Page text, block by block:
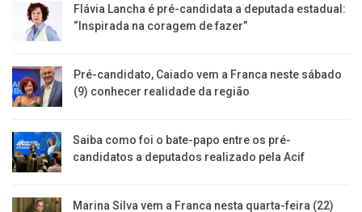
Flávia Lancha é pré-candidata a deputada estadual:
“Inspirada na coragem de fazer”
Pré-candidato, Caiado vem a Franca neste sábado
(9) conhecer realidade da região
Saiba como foi o bate-papo entre os pré-
candidatos a deputados realizado pela Acif
Marina Silva vem a Franca nesta quarta-feira (22)